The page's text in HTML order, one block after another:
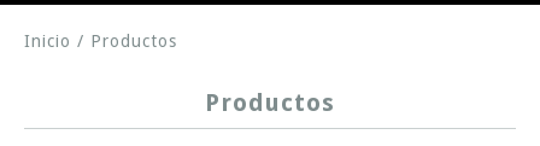
Inicio / Productos
Productos